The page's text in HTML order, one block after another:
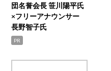
団名誉会長 笹川陽平氏
×フリーアナウンサー
長野智子氏
PR